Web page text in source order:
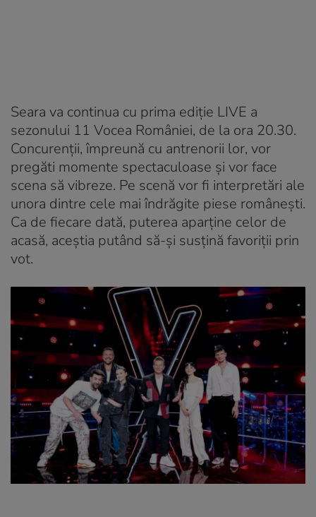
Seara va continua cu prima ediție LIVE a
sezonului 11 Vocea României, de la ora 20.30.
Concurenții, împreună cu antrenorii lor, vor
pregăti momente spectaculoase și vor face
scena să vibreze. Pe scenă vor fi interpretări ale
unora dintre cele mai îndrăgite piese românești.
Ca de fiecare dată, puterea aparține celor de
acasă, aceștia putând să-și susțină favoriții prin
vot.